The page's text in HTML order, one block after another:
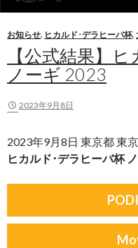
お知らせ, ヒカルド･デラヒーバ杯,
【公式結果】
ノーギ 2023
2023年9月8日
2023年9月8日 東京都 東
ヒカルド･デラヒーバ杯